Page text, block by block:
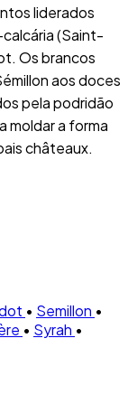
liderados
(Saint-
Os brancos
aos doces
pela podridão
moldar a forma
châteaux.
• Semillon •
• Syrah •